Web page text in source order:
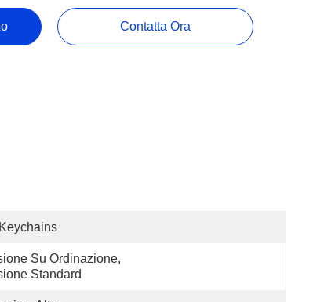
Contatta Ora
Su Ordinazione,
Standard